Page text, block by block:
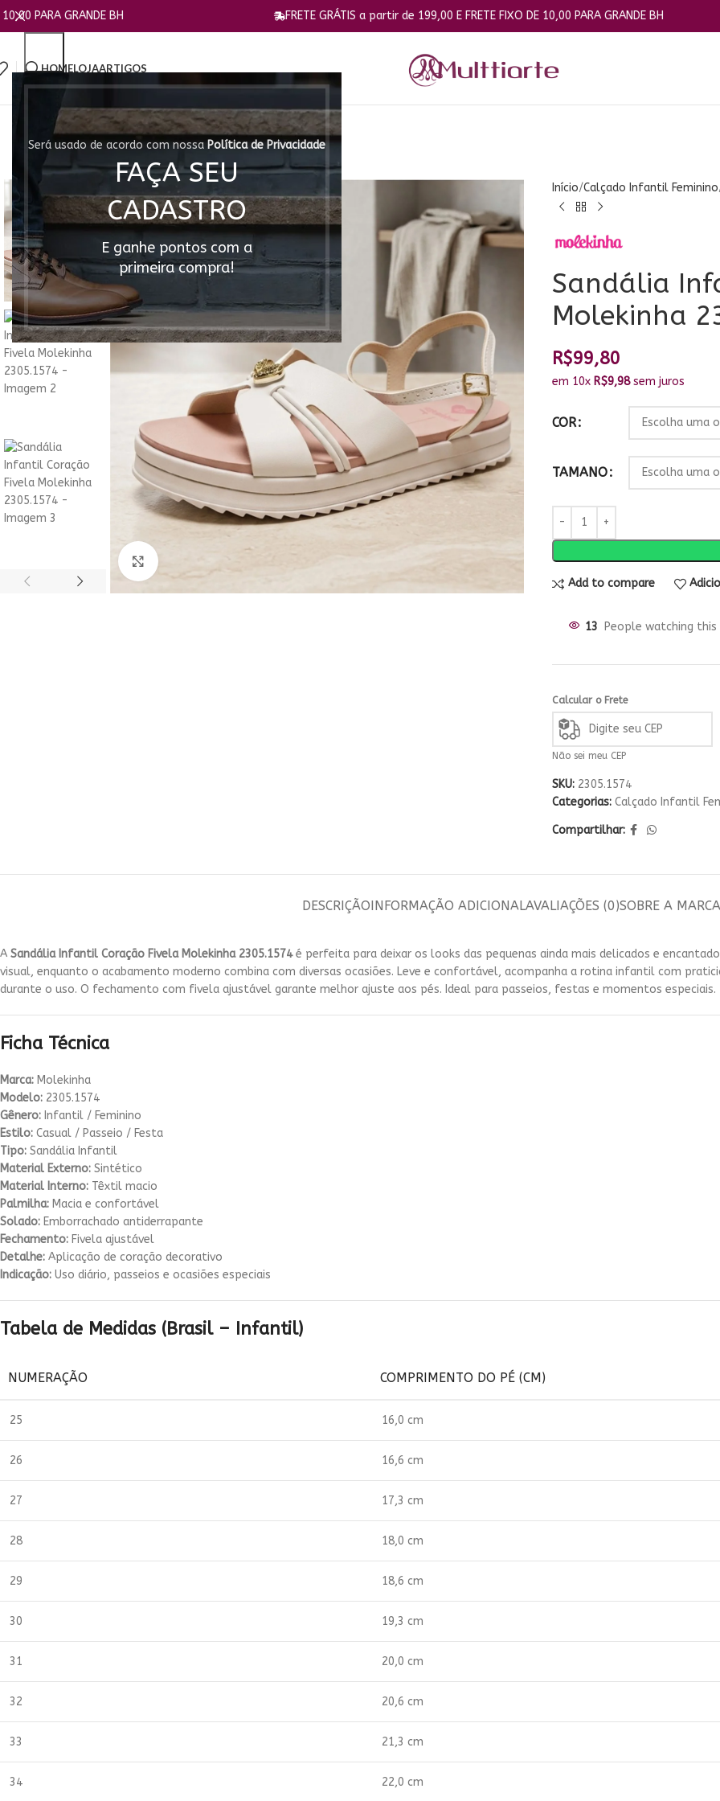
Será usado de acordo com nossaPolítica de Privacidade
FAÇA SEU
CADASTRO
E ganhe pontos com a
primeira compra!
HOMELOJA
Acessórios
HOT
Bolsas
ARTIGOS
Início Calçado Infantil Feminino
Sandália
Molekinha
R$99,80
em 10x R$9,98sem juros
COR
TAMANO
Add to compare
13 People watching
Calcular o Frete
Não sei meu CEP
SKU: 2305.1574
Categorias: Calçado Infantil
Compartilhar:
DESCRIÇÃOINFORMAÇÃO ADICIONALAVALIAÇÕES (0)SOBRE A MARCA
A Sandália Infantil Coração Fivela Molekinha 2305.1574é perfeita para deixar os looks das pequenas ainda mais delicados e
visual, enquanto o acabamento moderno combina com diversas ocasiões. Leve e confortável, acompanha a rotina infantil com
durante o uso. O fechamento com fivela ajustável garante melhor ajuste aos pés. Ideal para passeios, festas e momentos especiais.
Ficha Técnica
Marca: Molekinha
Modelo: 2305.1574
Gênero: Infantil / Feminino
Estilo: Casual / Passeio / Festa
Tipo: Sandália Infantil
Material Externo: Sintético
Material Interno: Têxtil macio
Palmilha: Macia e confortável
Solado: Emborrachado antiderrapante
Fechamento: Fivela ajustável
Detalhe: Aplicação de coração decorativo
Indicação: Uso diário, passeios e ocasiões especiais
Tabela de Medidas (Brasil – Infantil)
NUMERAÇÃO COMPRIMENTO DO PÉ (CM)
25 16,0 cm
26 16,6 cm
27 17,3 cm
28 18,0 cm
29 18,6 cm
30 19,3 cm
31 20,0 cm
32 20,6 cm
33 21,3 cm
34 22,0 cm
BH FRETE GRÁTIS a partir de 199,00 E FRETE FIXO DE 10,00 PARA GRANDE BH